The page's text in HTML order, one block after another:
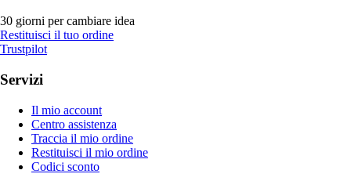
30 giorni per cambiare idea
Restituisci il tuo ordine
Trustpilot
Servizi
Il mio account
Centro assistenza
Traccia il mio ordine
Restituisci il mio ordine
Codici sconto